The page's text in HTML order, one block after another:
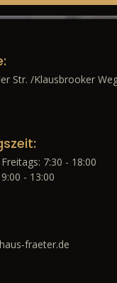
Str. /Klausbrooker
7:30 - 18:00
- 13:00
fraeter.de